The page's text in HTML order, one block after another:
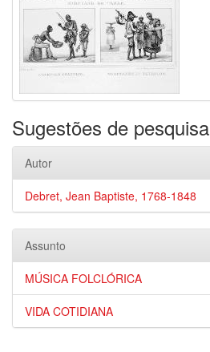
Sugestões de pesquisa
Autor
Debret, Jean Baptiste, 1768-1848
Assunto
MÚSICA FOLCLÓRICA
VIDA COTIDIANA